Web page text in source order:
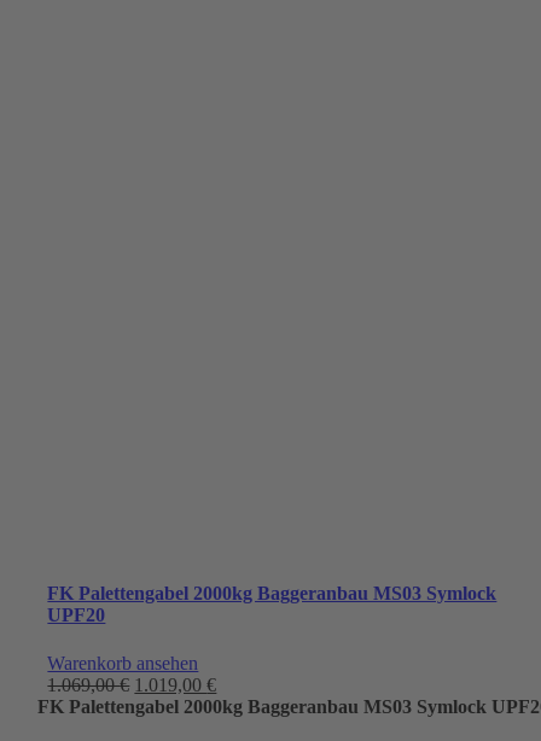
FK Palettengabel 2000kg Baggeranbau MS03 Symlock
UPF20
Warenkorb ansehen
1.069,00€ Ursprünglicher
Preis
1.019,00€Aktueller
Preis
FK Palettengabel 2000kg Baggeranbau MS03 Symlock